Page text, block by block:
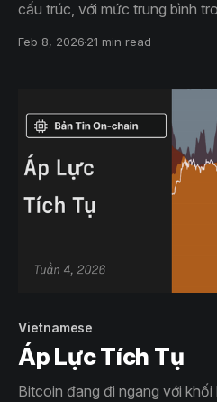
cấu trúc, với mức trung bình
Điều này phản ánh khoảng
Feb 8, 2026 21 min read
Vietnamese
Áp Lực Tích Tụ
Bitcoin đang đi ngang với